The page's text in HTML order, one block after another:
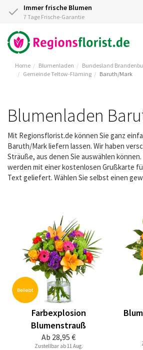
Immer frische Blumen
7 Tage Frische-Garantie
Home Blumenladen
Bundesland
Gemeinde Teltow-Fläming
Baruth/Mark
Blumenladen
Mit Regionsflorist.de können Sie ganz
Baruth/Mark liefern lassen. Wir haben
Sträuße, aus denen Sie auswählen
werden mit einer kostenlosen Grußkarte
Text geliefert. Wählen Sie selbst einen
Ab 28,95 €
Farbexplosion
Blumenstrauß
Zustellbar ab 11 Aug.